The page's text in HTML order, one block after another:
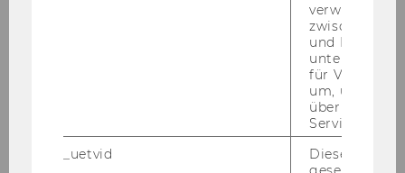
Studienjahr 2018/2019
verwendet,
zwischen
und Bots zu
für Vimeo
um, um
über die
Service zu
_uetvid
Dieses